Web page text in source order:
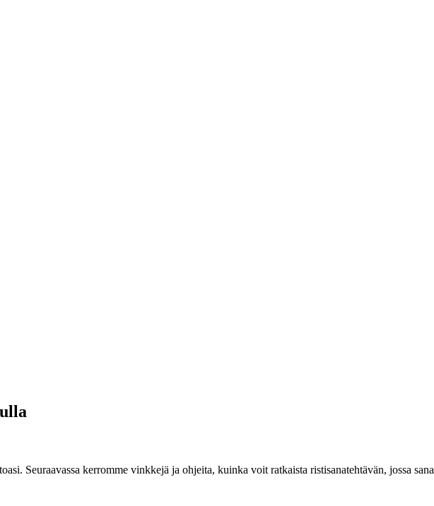
Seuraavassa kerromme vinkkejä ja ohjeita, kuinka voit ratkaista ristisanatehtävän, jossa